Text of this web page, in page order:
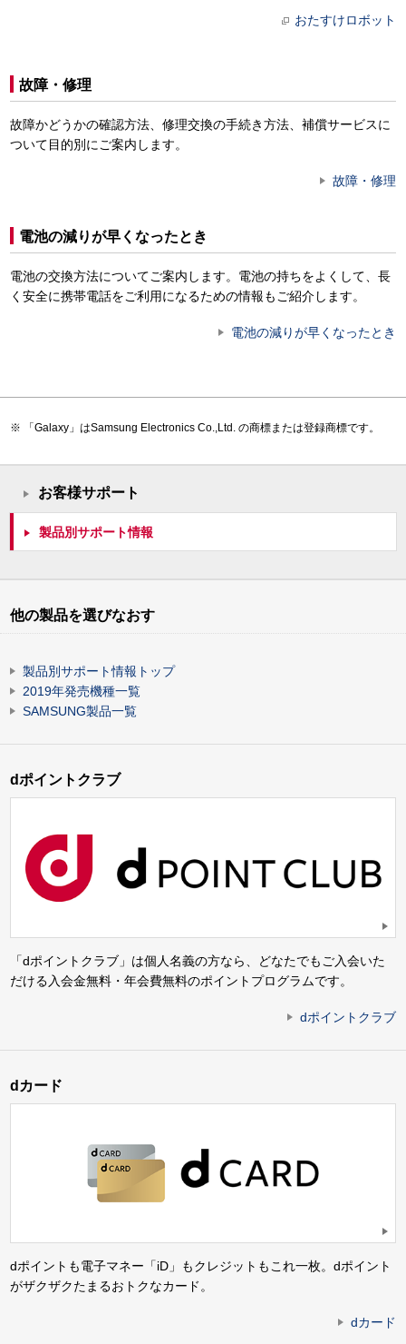
おたすけロボット
故障・修理
故障かどうかの確認方法、修理交換の手続き方法、補償サービスに
ついて目的別にご案内します。
故障・修理
電池の減りが早くなったとき
電池の交換方法についてご案内します。電池の持ちをよくして、長
く安全に携帯電話をご利用になるための情報もご紹介します。
電池の減りが早くなったとき
「Galaxy」はSamsung Electronics Co.,Ltd. の商標または登録商標です。
お客様サポート
製品別サポート情報
他の製品を選びなおす
製品別サポート情報トップ
2019年発売機種一覧
SAMSUNG製品一覧
dポイントクラブ
「dポイントクラブ」は個人名義の方なら、どなたでもご入会いた
だける入会金無料・年会費無料のポイントプログラムです。
dポイントクラブ
dカード
dポイントも電子マネー「iD」もクレジットもこれ一枚。dポイント
がザクザクたまるおトクなカード。
dカード